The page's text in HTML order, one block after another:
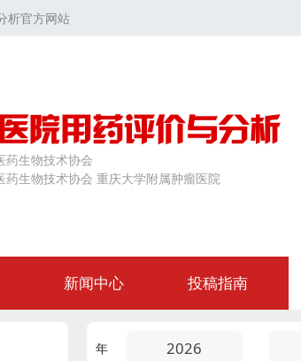
析官方网站
药生物技术协会
药生物技术协会 重庆大学附属肿瘤医院
新闻中心 投稿指南
年 2026